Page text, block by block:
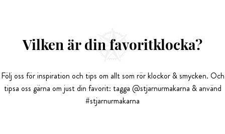
Vilken är din favoritklocka?
Följ oss för inspiration och tips om allt som rör klockor & smycken. Och
tipsa oss gärna om just din favorit: tagga @stjarnurmakarna & använd
#stjarnurmakarna